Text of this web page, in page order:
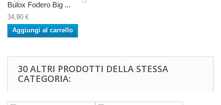
Bulox Fodero Big ...
34,90 €
Aggiungi al carrello
30 ALTRI PRODOTTI DELLA STESSA
CATEGORIA: